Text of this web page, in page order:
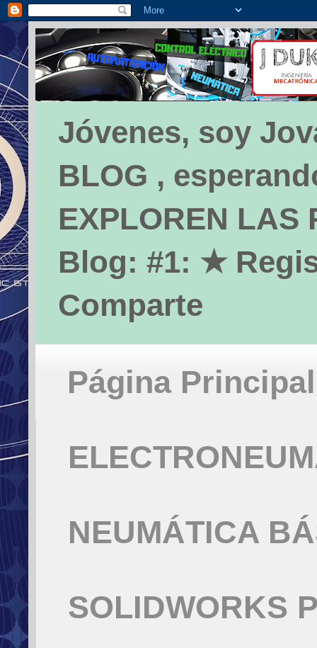
Jóvenes, soy
BLOG ,
EXPLOREN LAS
Blog: #1: ★
Comparte
Página Principal
NEUMÁTICA
SOLIDWORKS